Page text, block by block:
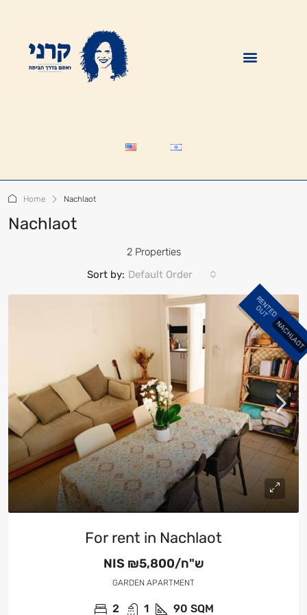
Home Nachlaot
Nachlaot
2 Properties
Sort by: Default Order
R
E
N
T
E
D
O
U
T
NACHLAOT
For rent in Nachlaot
NIS ₪5,800/ש"ח
GARDEN APARTMENT
2 1 90 SQM